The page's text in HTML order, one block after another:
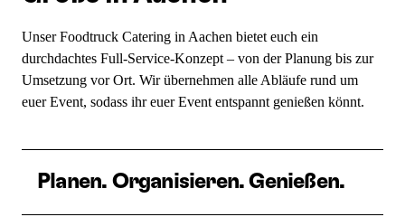
Unser Foodtruck Catering in Aachen bietet euch ein
durchdachtes Full-Service-Konzept – von der Planung bis zur
Umsetzung vor Ort. Wir übernehmen alle Abläufe rund um
euer Event, sodass ihr euer Event entspannt genießen könnt.
Planen. Organisieren. Genießen.